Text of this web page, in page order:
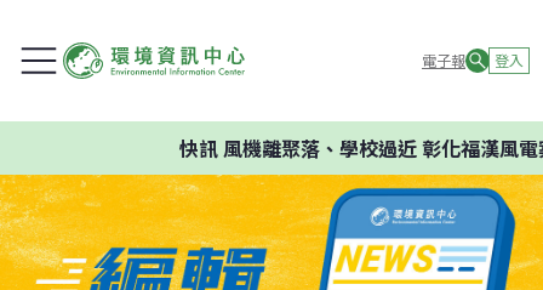
電子報 登入
快訊風機離聚落、學校過近 彰化福漢風電